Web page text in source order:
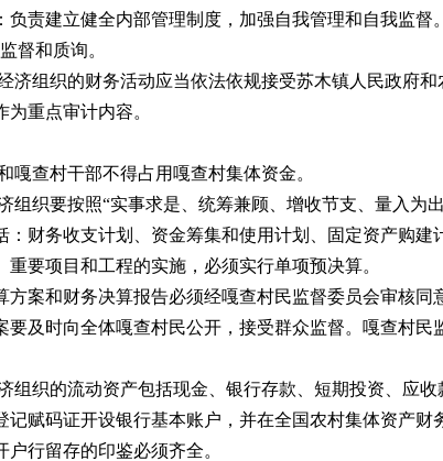
建立健全内部管理制度，加强自我管理和自我监督
督和质询。
组织的财务活动应当依法依规接受苏木镇人民政府和
重点审计内容。
查村干部不得占用嘎查村集体资金。
织要按照“实事求是、统筹兼顾、增收节支、量入为出
务收支计划、资金筹集和使用计划、固定资产购建
重要项目和工程的实施，必须实行单项预决算。
和财务决算报告必须经嘎查村民监督委员会审核同
时向全体嘎查村民公开，接受群众监督。嘎查村民
织的流动资产包括现金、银行存款、短期投资、应收
记赋码证开设银行基本账户，并在全国农村集体资产
行留存的印鉴必须齐全。